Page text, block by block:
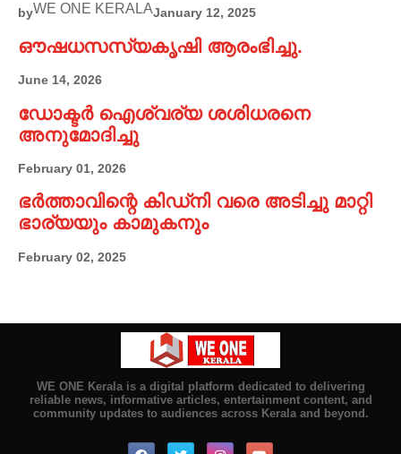
byWE ONE KERALAJanuary 12, 2025
ഔഷധസസ്യകൃഷി ആരംഭിച്ചു.
June 14, 2026
ഡോക്ടർ ഐശ്വര്യ ശശിധരനെ
അനുമോദിച്ചു
February 01, 2026
ഭർത്താവിന്റെ കിഡ്നി വരെ അടിച്ചു മാറ്റി
ഭാര്യയും കാമുകനും
February 02, 2025
WE ONE Kerala is a digital platform dedicated to delivering
reliable news, informative articles, entertainment content, and
community updates to audiences across Kerala and beyond.